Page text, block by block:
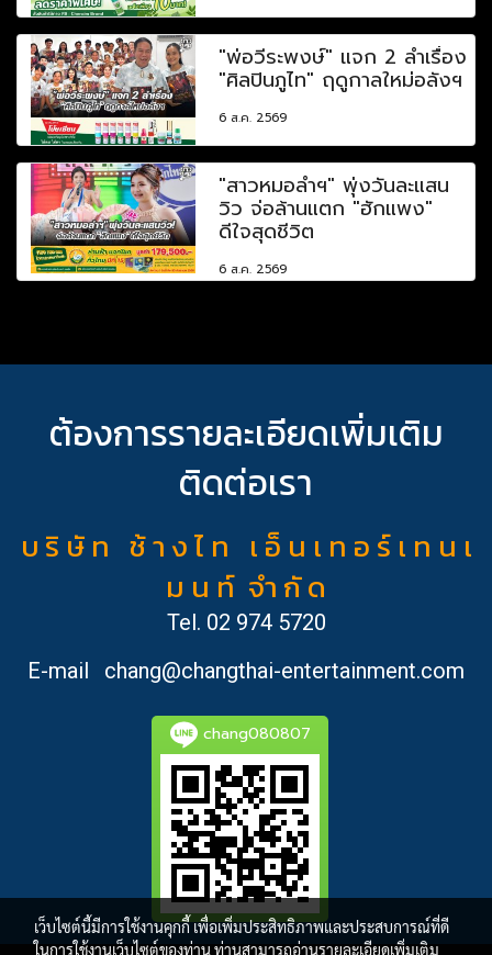
"พ่อวีระพงษ์" แจก 2 ลำเรื่อง
"ศิลปินภูไท" ฤดูกาลใหม่อลังฯ
6 ส.ค. 2569
"สาวหมอลำฯ" พุ่งวันละแสน
วิว จ่อล้านแตก "ฮักแพง"
ดีใจสุดชีวิต
6 ส.ค. 2569
ต้องการรายละเอียดเพิ่มเติม
ติดต่อเรา
บ ริ ษั ท ช้ า ง ไ ท เ อ็ น เ ท อ ร์ เ ท น เ
ม น ท์ จำ กั ด
Tel. 02 974 5720
E-mail
chang@changthai-entertainment.com
chang080807
เว็บไซต์นี้มีการใช้งานคุกกี้ เพื่อเพิ่มประสิทธิภาพและประสบการณ์ที่ดี
ในการใช้งานเว็บไซต์ของท่าน ท่านสามารถอ่านรายละเอียดเพิ่มเติม